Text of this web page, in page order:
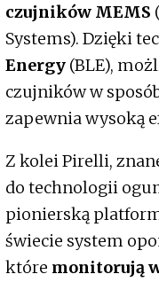
czujników MEMS
Systems). Dzięki
Energy (BLE),
czujników w
zapewnia wysoką
Z kolei Pirelli,
do technologii
pionierską
świecie system
które monitorują